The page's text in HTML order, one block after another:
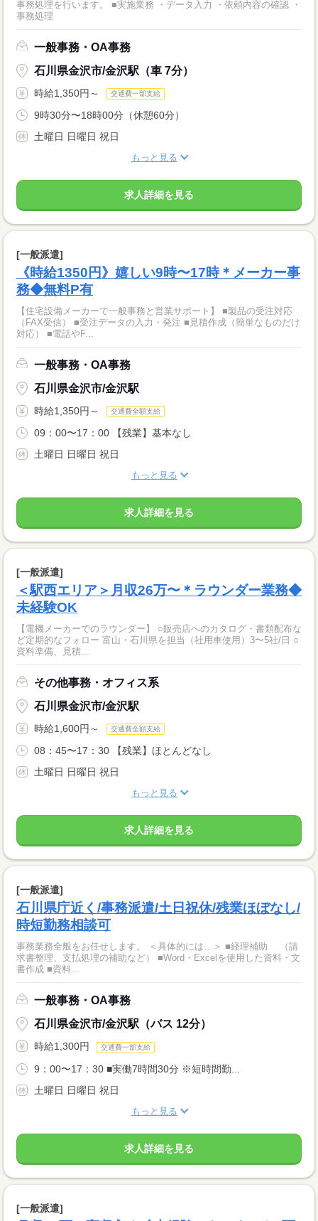
事務処理を行います。 ■実施業務 ・データ入力 ・依頼内容の確認 ・
事務処理
一般事務・OA事務
石川県金沢市/金沢駅（車 7分）
時給1,350円～ 交通費一部支給
9時30分〜18時00分（休憩60分）
土曜日 日曜日 祝日
もっと見る
求人詳細を見る
[一般派遣]
《時給1350円》嬉しい9時〜17時＊メーカー事
務◆無料P有
【住宅設備メーカーで一般事務と営業サポート】 ■製品の受注対応
（FAX受信） ■受注データの入力・発注 ■見積作成（簡単なものだけ
対応） ■電話やF...
一般事務・OA事務
石川県金沢市/金沢駅
時給1,350円～ 交通費全額支給
09：00〜17：00 【残業】基本なし
土曜日 日曜日 祝日
もっと見る
求人詳細を見る
[一般派遣]
＜駅西エリア＞月収26万〜＊ラウンダー業務◆
未経験OK
【電機メーカーでのラウンダー】 ○販売店へのカタログ・書類配布な
ど定期的なフォロー 富山・石川県を担当（社用車使用）3〜5社/日 ○
資料準備、見積...
その他事務・オフィス系
石川県金沢市/金沢駅
時給1,600円～ 交通費全額支給
08：45〜17：30 【残業】ほとんどなし
土曜日 日曜日 祝日
もっと見る
求人詳細を見る
[一般派遣]
石川県庁近く/事務派遣/土日祝休/残業ほぼなし/
時短勤務相談可
事務業務全般をお任せします。 ＜具体的には…＞ ■経理補助 （請
求書整理、支払処理の補助など） ■Word・Excelを使用した資料・文
書作成 ■資料...
一般事務・OA事務
石川県金沢市/金沢駅（バス 12分）
時給1,300円 交通費一部支給
9：00〜17：30 ■実働7時間30分 ※短時間勤...
土曜日 日曜日 祝日
もっと見る
求人詳細を見る
[一般派遣]